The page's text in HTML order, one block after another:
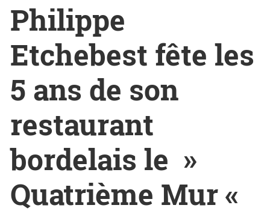
Philippe
Etchebest fête les
5 ans de son
restaurant
bordelais le »
Quatrième Mur «